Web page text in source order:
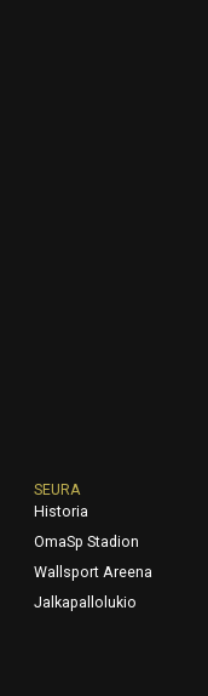
SEURA
Historia
OmaSp Stadion
Wallsport Areena
Jalkapallolukio